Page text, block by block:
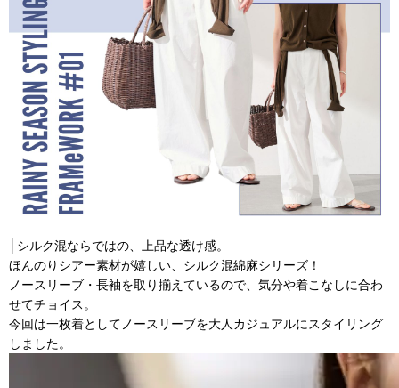
│シルク混ならではの、上品な透け感。
ほんのりシアー素材が嬉しい、シルク混綿麻シリーズ！
ノースリーブ・長袖を取り揃えているので、気分や着こなしに合わ
せてチョイス。
今回は一枚着としてノースリーブを大人カジュアルにスタイリング
しました。